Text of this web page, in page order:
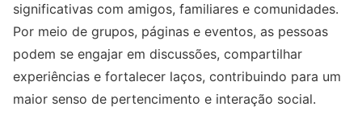
significativas com amigos, familiares e comunidades.
Por meio de grupos, páginas e eventos, as pessoas
podem se engajar em discussões, compartilhar
experiências e fortalecer laços, contribuindo para um
maior senso de pertencimento e interação social.